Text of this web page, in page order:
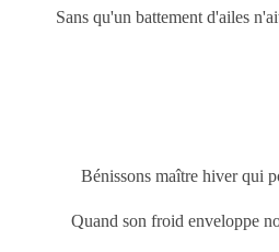
Sans qu'un battement d'ailes
Bénissons maître hiver qui
Quand son froid enveloppe